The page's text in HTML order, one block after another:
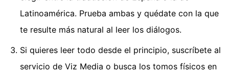
Latinoamérica. Prueba ambas y quédate con la que
te resulte más natural al leer los diálogos.
Si quieres leer todo desde el principio, suscríbete al
servicio de Viz Media o busca los tomos físicos en